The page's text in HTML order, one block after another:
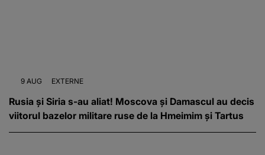
9 AUG EXTERNE
Rusia și Siria s-au aliat! Moscova și Damascul au decis
viitorul bazelor militare ruse de la Hmeimim și Tartus